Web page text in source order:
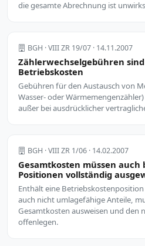
die gesamte Abrechnung ist
BGH · VIII ZR 19/07 · 14.11.2007
Zählerwechselgebühren
Betriebskosten
Gebühren für den Austausch von
Wasser- oder
außer bei ausdrücklicher
BGH · VIII ZR 1/06 · 14.02.2007
Gesamtkosten müssen auch
Positionen vollständig
Enthält eine
auch nicht umlagefähige Anteile,
Gesamtkosten ausweisen und den
offenlegen.